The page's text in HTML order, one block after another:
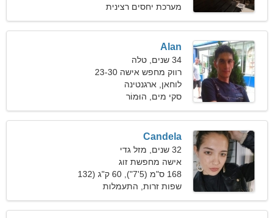
מערכת יחסים רצינית
Alan
34 שנים, טלה
רווק מחפש אישה 23-30
לוחאן, ארגנטינה
סקי מים, הוּמוֹר
Candela
32 שנים, מזל גדי
אישה מחפשת זוג
168 ס"מ (5'7"), 60 ק"ג (132
פאונד)
שפות זרות, התעמלות